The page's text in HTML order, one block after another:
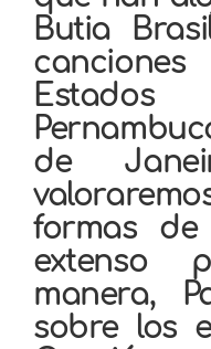
Butia
de
formas
extenso
manera,
sobre los